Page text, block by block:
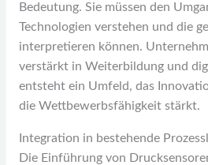
Bedeutung. Sie müssen den
Technologien verstehen und die
interpretieren können.
verstärkt in Weiterbildung und
entsteht ein Umfeld, das
die Wettbewerbsfähigkeit stärkt.
Integration in bestehende
Die Einführung von